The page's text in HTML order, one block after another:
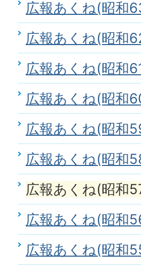
広報あくね(昭和
広報あくね(昭和
広報あくね(昭和
広報あくね(昭和
広報あくね(昭和
広報あくね(昭和
広報あくね(昭和
広報あくね(昭和
広報あくね(昭和